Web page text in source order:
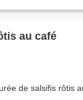
au café